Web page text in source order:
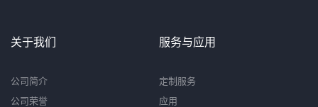
关于我们
公司简介
公司荣誉
服务与应用
定制服务
应用